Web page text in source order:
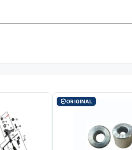
ORIGINAL